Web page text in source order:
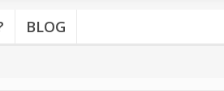
BLOG